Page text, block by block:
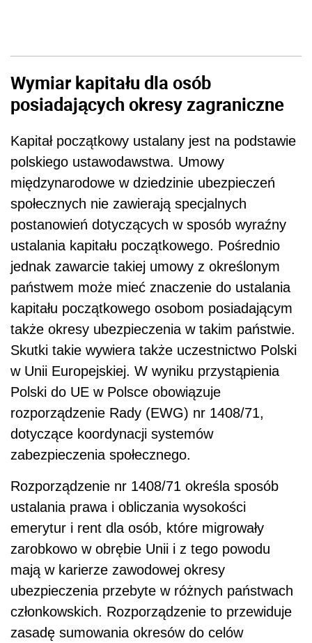
Wymiar kapitału dla osób
posiadających okresy zagraniczne
Kapitał początkowy ustalany jest na podstawie
polskiego ustawodawstwa. Umowy
międzynarodowe w dziedzinie ubezpieczeń
społecznych nie zawierają specjalnych
postanowień dotyczących w sposób wyraźny
ustalania kapitału początkowego. Pośrednio
jednak zawarcie takiej umowy z określonym
państwem może mieć znaczenie do ustalania
kapitału początkowego osobom posiadającym
także okresy ubezpieczenia w takim państwie.
Skutki takie wywiera także uczestnictwo Polski
w Unii Europejskiej. W wyniku przystąpienia
Polski do UE w Polsce obowiązuje
rozporządzenie Rady (EWG) nr 1408/71,
dotyczące koordynacji systemów
zabezpieczenia społecznego.
Rozporządzenie nr 1408/71 określa sposób
ustalania prawa i obliczania wysokości
emerytur i rent dla osób, które migrowały
zarobkowo w obrębie Unii i z tego powodu
mają w karierze zawodowej okresy
ubezpieczenia przebyte w różnych państwach
członkowskich. Rozporządzenie to przewiduje
zasadę sumowania okresów do celów